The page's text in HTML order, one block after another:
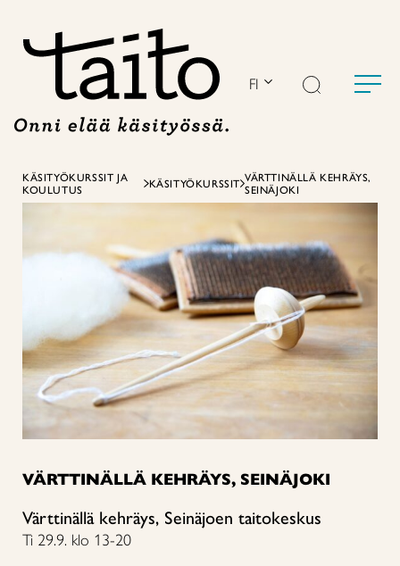
FI
KÄSITYÖKURSSIT JA
KOULUTUS
KÄSITYÖKURSSIT VÄRTTINÄLLÄ KEHRÄYS,
SEINÄJOKI
VÄRTTINÄLLÄ KEHRÄYS, SEINÄJOKI
Värttinällä kehräys, Seinäjoen taitokeskus
Ti 29.9. klo 13-20